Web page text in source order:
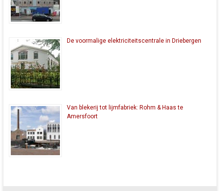
De voormalige elektriciteitscentrale in Driebergen
Van blekerij tot lijmfabriek: Rohm & Haas te
Amersfoort